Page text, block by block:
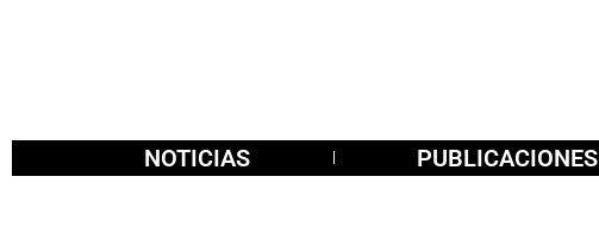
NOTICIAS PUBLICACIONES